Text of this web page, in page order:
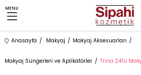
MENU
Anasayfa Makyaj Makyaj Aksesuarları
Makyaj Süngerleri ve Aplikatörler Trina 24'lü